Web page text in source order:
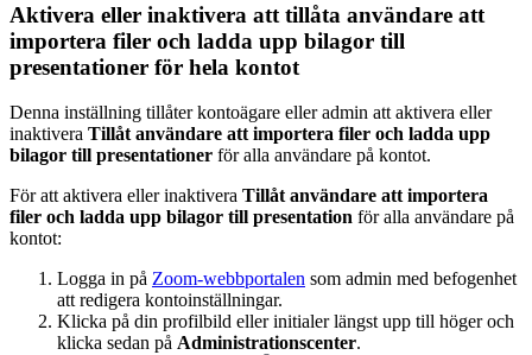
Aktivera eller inaktivera att tillåta användare att
importera filer och ladda upp bilagor till
presentationer för hela kontot
Denna inställning tillåter kontoägare eller admin att aktivera eller
inaktivera Tillåt användare att importera filer och ladda upp
bilagor till presentationer för alla användare på kontot.
För att aktivera eller inaktivera Tillåt användare att importera
filer och ladda upp bilagor till presentation för alla användare på
kontot:
Logga in på Zoom-webbportalen som admin med befogenhet
att redigera kontoinställningar.
Klicka på din profilbild eller initialer längst upp till höger och
klicka sedan på Administrationscenter.